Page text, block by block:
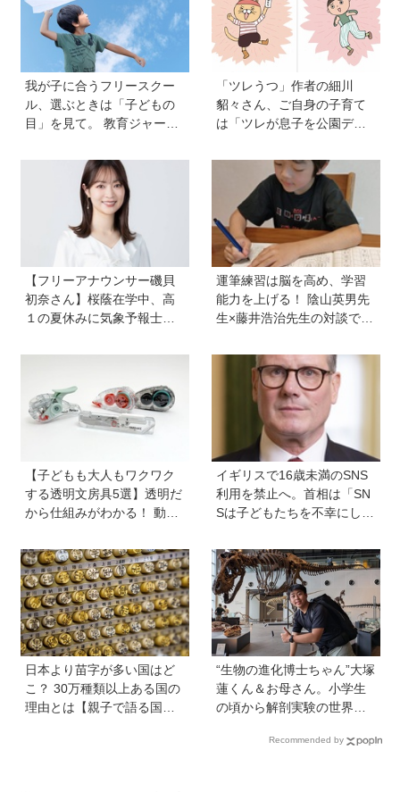
我が子に合うフリースクー
ル、選ぶときは「子どもの
目」を見て。 教育ジャーナ
が提唱する見極めの視点と
「ひとつに絞らない」付き
「ツレうつ」作者の細川
貂々さん、ご自身の子育て
は「ツレが息子を公園デビ
いた」ーー初の創作絵本
「タネがひとつぶ」は幼か
った息子さんと共作した思
い出のストーリー
【フリーアナウンサー磯貝
初奈さん】桜蔭在学中、高
１の夏休みに気象予報士試
院で「学ぶ楽しさ」をずっ
も「楽しい」をバックアッ
プする方法も
運筆練習は脳を高め、学習
能力を上げる！ 陰山英男先
生×藤井浩治先生の対談でわ
のかん字運筆ドリル』は字
形も覚えられる
【子どもも大人もワクワク
する透明文房具5選】透明だ
から仕組みがわかる！ 動か
り
イギリスで16歳未満のSNS
利用を禁止へ。首相は「SN
Sは子どもたちを不幸にして
題】
日本より苗字が多い国はど
こ？ 30万種類以上ある国の
理由とは【親子で語る国際
“生物の進化博士ちゃん”大塚
蓮くん＆お母さん。小学生
の頃から解剖実験の世界に
近いワニを研究。「興味の
Recommended by